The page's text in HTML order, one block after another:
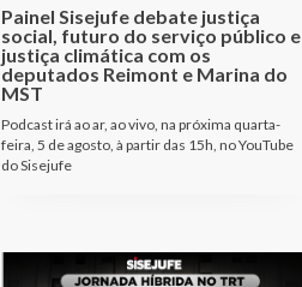
Painel Sisejufe debate justiça
social, futuro do serviço público e
justiça climática com os
deputados Reimont e Marina do
MST
Podcast irá ao ar, ao vivo, na próxima quarta-
feira, 5 de agosto, à partir das 15h, no YouTube
do Sisejufe